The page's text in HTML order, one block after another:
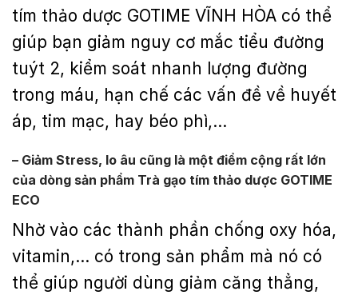
tím thảo dược GOTIME VĨNH HÒA có thể
giúp bạn giảm nguy cơ mắc tiểu đường
tuýt 2, kiểm soát nhanh lượng đường
trong máu, hạn chế các vấn đề về huyết
áp, tim mạc, hay béo phì,…
– Giảm Stress, lo âu cũng là một điểm cộng rất lớn
của dòng sản phẩm Trà gạo tím thảo dược GOTIME
ECO
Nhờ vào các thành phần chống oxy hóa,
vitamin,… có trong sản phẩm mà nó có
thể giúp người dùng giảm căng thẳng,